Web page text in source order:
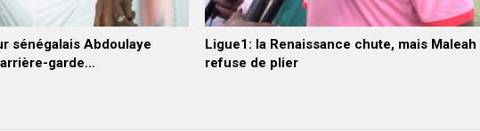
sénégalais Abdoulaye
garde…
Ligue1: la Renaissance chute, mais Maleah
refuse de plier